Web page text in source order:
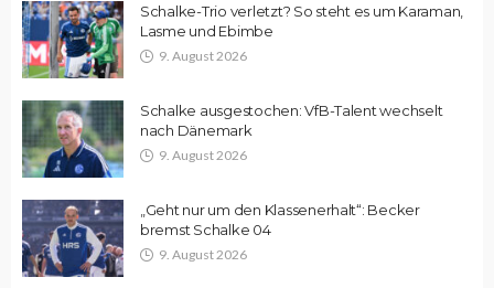
Schalke-Trio verletzt? So steht es um Karaman,
Lasme und Ebimbe
9. August 2026
Schalke ausgestochen: VfB-Talent wechselt
nach Dänemark
9. August 2026
„Geht nur um den Klassenerhalt“: Becker
bremst Schalke 04
9. August 2026